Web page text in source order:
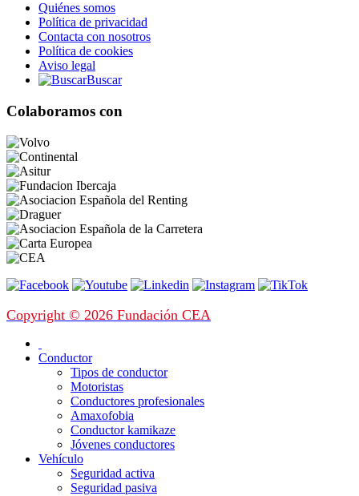
Quiénes somos
Política de privacidad
Contacta con nosotros
Política de cookies
Aviso legal
Buscar
Colaboramos con
Copyright © 2026 Fundación CEA
Conductor
Tipos de conductor
Motoristas
Conductores profesionales
Amaxofobia
Conductor kamikaze
Jóvenes conductores
Vehículo
Seguridad activa
Seguridad pasiva